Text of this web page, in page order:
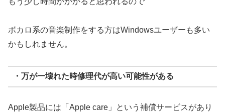
ボカロ系の音楽制作をする方はWindowsユーザーも多い
かもしれません。
・万が一壊れた時修理代が高い可能性がある
Apple製品には「Apple care」という補償サービスがあり